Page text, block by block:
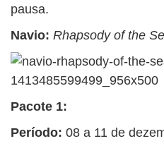
pausa.
Navio: Rhapsody of the
Pacote 1:
Período: 08 a 11 de